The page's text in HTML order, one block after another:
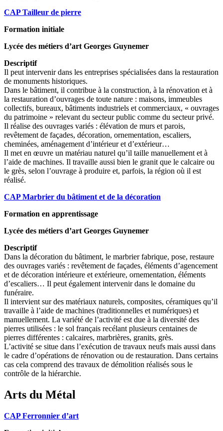
CAP Tailleur de pierre
Formation initiale
Lycée des métiers d’art Georges Guynemer
Descriptif
Il peut intervenir dans les entreprises spécialisées dans la restauration
de monuments historiques.
Dans le bâtiment, il contribue à la construction, à la rénovation et à
la restauration d’ouvrages de toute nature : maisons, immeubles
collectifs, bureaux, bâtiments industriels et commerciaux, « ouvrages
du patrimoine » relevant du secteur public comme du secteur privé.
Il réalise des ouvrages variés : élévation de murs et parois,
revêtement de façades, décoration, ornementation, escaliers,
cheminées, aménagement d’intérieur et d’extérieur…
Il met en œuvre un matériau naturel qu’il taille manuellement et à
l’aide de machines. Il travaille aussi bien le granit que le calcaire ou
le grès, selon l’ouvrage à produire et, parfois, la région où il est
réalisé.
CAP Marbrier du bâtiment et de la décoration
Formation en apprentissage
Lycée des métiers d’art Georges Guynemer
Descriptif
Dans la décoration du bâtiment, le marbrier fabrique, pose, restaure
des ouvrages variés : revêtement de façades, éléments d’agencement
et de décoration intérieure et extérieure, ornementation, éléments
d’escaliers… Il peut également intervenir dans le domaine du
funéraire.
Il intervient sur des matériaux naturels, composites, céramiques qu’il
travaille à l’aide de machines (traditionnelles et numériques) et
manuellement. La variété de l’activité est due à la diversité des
pierres utilisées : le sol français recélant plusieurs centaines de
pierres différentes : calcaires, marbrières, granits, grès.
L’activité se situe dans l’exécution de travaux neufs mais aussi dans
le cadre d’opérations de rénovation ou de restauration. Dans certains
cas cela comprend des travaux de démolition réalisés sous le
contrôle de la hiérarchie.
Arts du Métal
CAP Ferronnier d’art